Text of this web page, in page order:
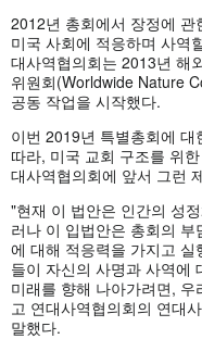
2012년 총회에서 장정에
미국 사회에 적응하며 사역
대사역협의회는 2013년 해
위원회(Worldwide Nature
공동 작업을 시작했다.
이번 2019년 특별총회에
따라, 미국 교회 구조를 위
대사역협의회에 앞서 그런
"현재 이 법안은 인간의 성
러나 이 입법안은 총회의
에 대해 적응력을 가지고
들이 자신의 사명과 사역에
미래를 향해 나아가려면,
고 연대사역협의회의 연대
말했다.